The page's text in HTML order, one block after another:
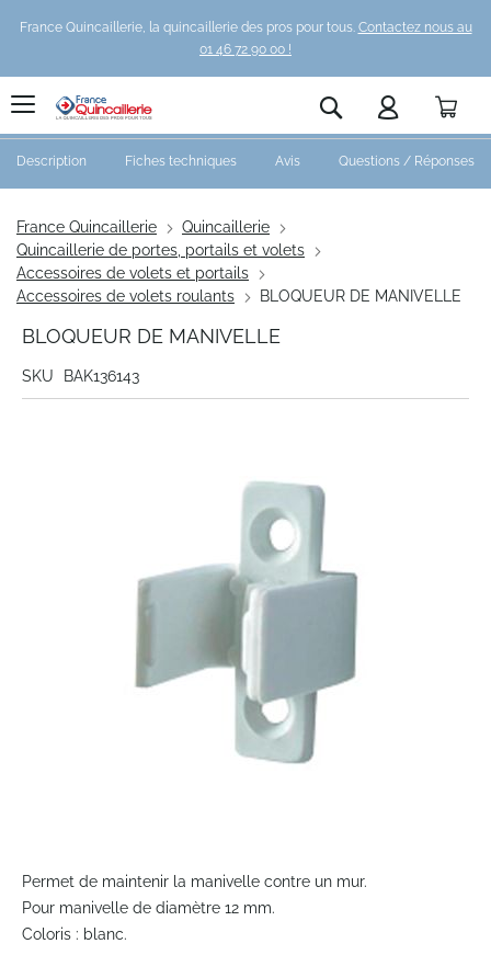
France Quincaillerie, la quincaillerie des pros pour tous. Contactez nous au
01 46 72 90 00 !
Rechercher
France Quincaillerie
Quincaillerie
Quincaillerie de portes, portails et volets
Accessoires de volets et portails
Accessoires de volets roulants
BLOQUEUR DE MANIVELLE
BLOQUEUR DE MANIVELLE
SKU
BAK136143
to
the
beginning
of
Permet de maintenir la manivelle contre un mur.
Pour manivelle de diamètre 12 mm.
Coloris : blanc.
Description Fiches techniques Avis Questions / Réponses